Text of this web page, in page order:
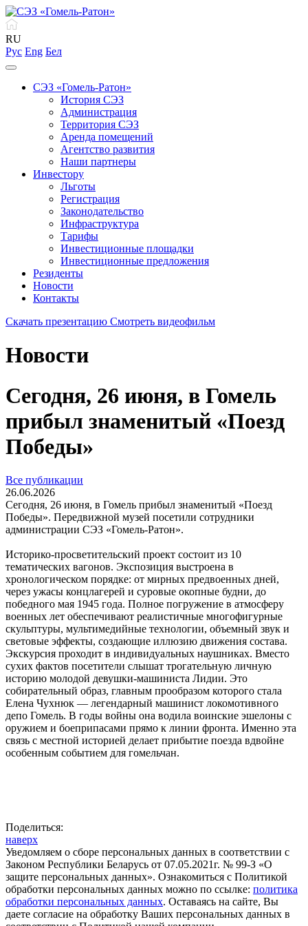
RU
Рус Eng Бел
СЭЗ «Гомель-Ратон»
История СЭЗ
Администрация
Территория СЭЗ
Аренда помещений
Агентство развития
Наши партнеры
Инвестору
Льготы
Регистрация
Законодательство
Инфраструктура
Тарифы
Инвестиционные площадки
Инвестиционные предложения
Резиденты
Новости
Контакты
Скачать презентацию Смотреть видеофильм
Новости
Сегодня, 26 июня, в Гомель
прибыл знаменитый «Поезд
Победы»
Все публикации
26.06.2026
Сегодня, 26 июня, в Гомель прибыл знаменитый «Поезд
Победы». Передвижной музей посетили сотрудники
администрации СЭЗ «Гомель-Ратон».
Историко-просветительский проект состоит из 10
тематических вагонов. Экспозиция выстроена в
хронологическом порядке: от мирных предвоенных дней,
через ужасы концлагерей и суровые окопные будни, до
победного мая 1945 года. Полное погружение в атмосферу
военных лет обеспечивают реалистичные многофигурные
скульптуры, мультимедийные технологии, объемный звук и
световые эффекты, создающие иллюзию движения состава.
Экскурсия проходит в индивидуальных наушниках. Вместо
сухих фактов посетители слышат трогательную личную
историю молодой девушки-машиниста Лидии. Это
собирательный образ, главным прообразом которого стала
Елена Чухнюк — легендарный машинист локомотивного
депо Гомель. В годы войны она водила воинские эшелоны с
оружием и боеприпасами прямо к линии фронта. Именно эта
связь с местной историей делает прибытие поезда вдвойне
особенным событием для гомельчан.
Поделиться:
наверх
Уведомляем о сборе персональных данных в соответствии с
Законом Республики Беларусь от 07.05.2021г. № 99-З «О
защите персональных данных». Ознакомиться с Политикой
обработки персональных данных можно по ссылке: политика
обработки персональных данных. Оставаясь на сайте, Вы
даете согласие на обработку Ваших персональных данных в